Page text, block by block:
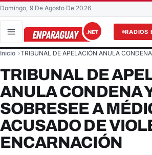
Domingo, 9 De Agosto De 2026
RADIOS
Buscar en el sitio
Inicio TRIBUNAL DE APELACIÓN ANULA
TRIBUNAL DE
ANULA CONDENA
SOBRESEE A
ACUSADO DE
ENCARNACIÓN